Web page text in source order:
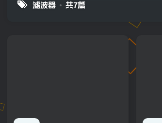
滤波器 共7篇